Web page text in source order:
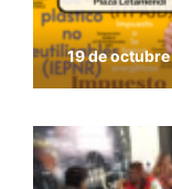
19 de octubre